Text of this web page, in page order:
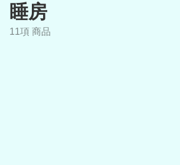
睡房
11項 商品